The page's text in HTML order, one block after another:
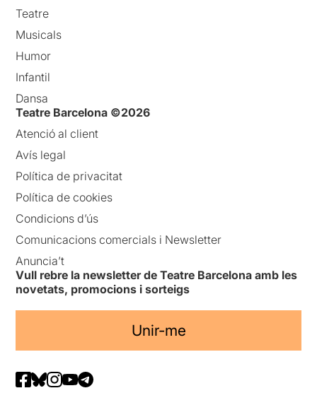
Teatre
Musicals
Humor
Infantil
Dansa
Teatre Barcelona ©2026
Atenció al client
Avís legal
Política de privacitat
Política de cookies
Condicions d’ús
Comunicacions comercials i Newsletter
Anuncia’t
Vull rebre la newsletter de Teatre Barcelona amb les
novetats, promocions i sorteigs
Unir-me